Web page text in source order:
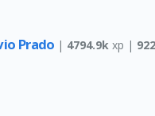
Prado | 4794.9k xp |